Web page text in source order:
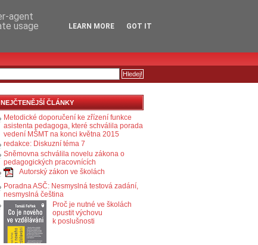
NEJČTENĚJŠÍ ČLÁNKY
Metodické doporučení ke zřízení funkce
asistenta pedagoga, které schválila porada
vedení MŠMT na konci května 2015
redakce: Diskuzní téma 7
Sněmovna schválila novelu zákona o
pedagogických pracovnících
Autorský zákon ve školách
Poradna ASČ: Nesmyslná testová zadání,
nesmyslná čeština
Proč je nutné ve školách
opustit výchovu
k poslušnosti
agent
usage
LEARN MORE GOT IT